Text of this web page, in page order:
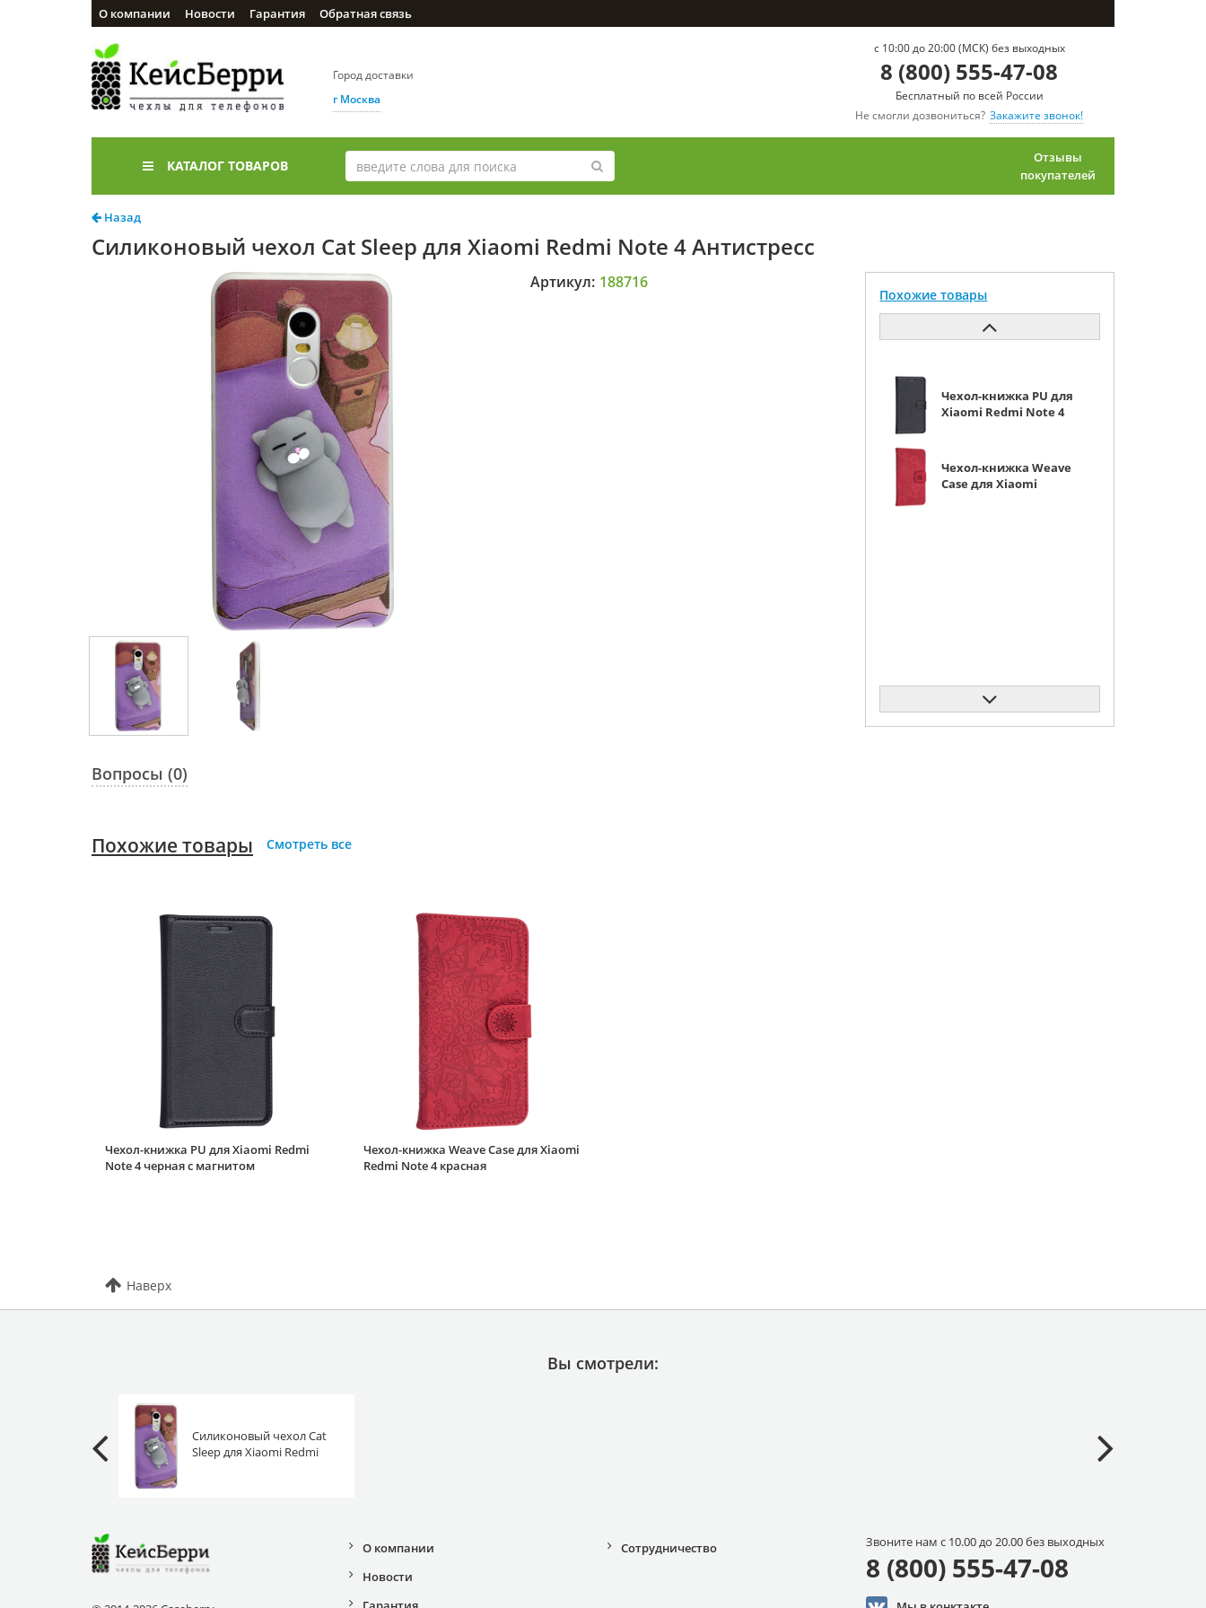
О компании Новости Гарантия Обратная связь
Город доставки
г Москва
c 10:00 до 20:00 (МСК) без выходных
8 (800) 555-47-08
Бесплатный по всей России
Не смогли дозвониться? Закажите звонок!
КАТАЛОГ ТОВАРОВ
Отзывы
покупателей
Назад
Силиконовый чехол Cat Sleep для Xiaomi Redmi Note 4 Антистресс
Артикул: 188716
Похожие товары
Чехол-книжка PU для
Xiaomi Redmi Note 4
Чехол-книжка Weave
Case для Xiaomi
Вопросы (0)
Похожие товары Смотреть все
Чехол-книжка PU для Xiaomi Redmi
Note 4 черная с магнитом
Чехол-книжка Weave Case для Xiaomi
Redmi Note 4 красная
Наверх
Вы смотрели:
Силиконовый чехол Cat
Sleep для Xiaomi Redmi
О компании
Новости
Сотрудничество Звоните нам с 10.00 до 20.00 без выходных
8 (800) 555-47-08